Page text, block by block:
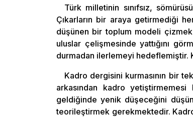
Türk milletinin sınıfsız,
Çıkarların bir araya getirmediği
düşünen bir toplum modeli
uluslar çelişmesinde yattığını
durmadan ilerlemeyi hedeflemiştir.
Kadro dergisini kurmasının bir
arkasından kadro
geldiğinde yenik düşeceğini
teorileştirmek gerekmektedir.